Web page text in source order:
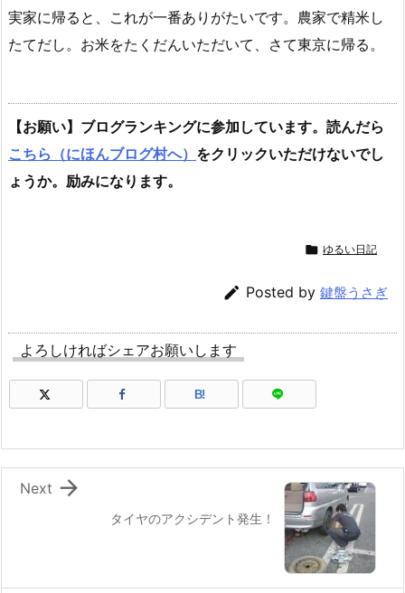
実家に帰ると、これが一番ありがたいです。農家で精米し
たてだし。お米をたくだんいただいて、さて東京に帰る。
【お願い】ブログランキングに参加しています。読んだら
こちら（にほんブログ村へ） をクリックいただけないでし
ょうか。励みになります。
 ゆるい日記
 Posted by 鍵盤うさぎ
よろしければシェアお願いします
B!
タイヤのアクシデント発生！

Next